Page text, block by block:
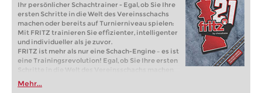
Ihr persönlicher Schachtrainer - Egal, ob Sie Ihre
ersten Schritte in die Welt des Vereinsschachs
machen oder bereits auf Turnierniveau spielen:
Mit FRITZ trainieren Sie effizienter, intelligenter
und individueller als je zuvor.
FRITZ ist mehr als nur eine Schach-Engine – es ist
eine Trainingsrevolution! Egal, ob Sie Ihre ersten
Schritte in die Welt des Vereinsschachs machen
oder bereits auf Turnierniveau spielen: Mit
FRITZ trainieren Sie effizienter, intelligenter und
Mehr...